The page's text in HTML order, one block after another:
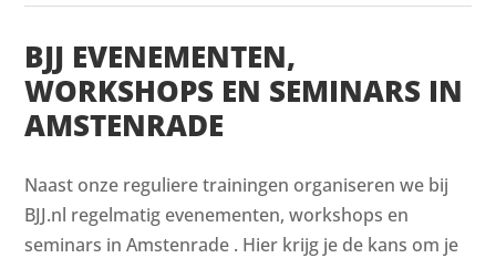
BJJ EVENEMENTEN,
WORKSHOPS EN SEMINARS IN
AMSTENRADE
Naast onze reguliere trainingen organiseren we bij
BJJ.nl regelmatig evenementen, workshops en
seminars in Amstenrade . Hier krijg je de kans om je